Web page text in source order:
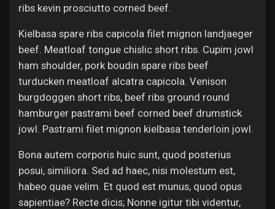
ribs kevin prosciutto corned beef.
Kielbasa spare ribs capicola filet mignon landjaeger
beef. Meatloaf tongue chislic short ribs. Cupim jowl
ham shoulder, pork boudin spare ribs beef
turducken meatloaf alcatra capicola. Venison
burgdoggen short ribs, beef ribs ground round
hamburger pastrami beef corned beef drumstick
jowl. Pastrami filet mignon kielbasa tenderloin jowl.
Bona autem corporis huic sunt, quod posterius
posui, similiora. Sed ad haec, nisi molestum est,
habeo quae velim. Et quod est munus, quod opus
sapientiae? Recte dicis; Nonne igitur tibi videntur,